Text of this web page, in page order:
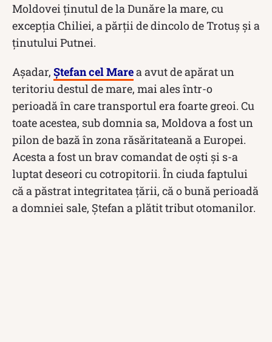
Moldovei ținutul de la Dunăre la mare, cu
excepția Chiliei, a părții de dincolo de Trotuș și a
ținutului Putnei.
Așadar, Ștefan cel Marea avut de apărat un
teritoriu destul de mare, mai ales într-o
perioadă în care transportul era foarte greoi. Cu
toate acestea, sub domnia sa, Moldova a fost un
pilon de bază în zona răsăritateană a Europei.
Acesta a fost un brav comandat de oști și s-a
luptat deseori cu cotropitorii. În ciuda faptului
că a păstrat integritatea țării, că o bună perioadă
a domniei sale, Ștefan a plătit tribut otomanilor.